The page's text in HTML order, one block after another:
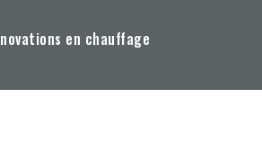
en chauffage